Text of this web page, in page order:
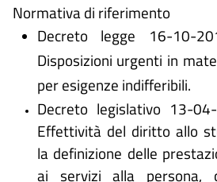
Normativa di riferimento
Decreto legge 16-10-
Disposizioni urgenti in
per esigenze indifferibili.
Decreto legislativo 13-
Effettività del diritto allo
la definizione delle
ai servizi alla persona,